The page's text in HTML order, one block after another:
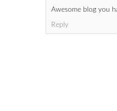
Awesome blog you
Reply